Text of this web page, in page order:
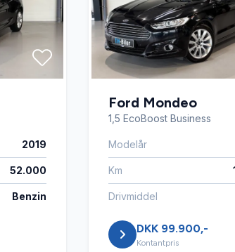
2019
52.000
Benzin
Ford Mondeo
1,5 EcoBoost Business
Modelår
Km
Drivmiddel
DKK 99.900,-
Kontantpris